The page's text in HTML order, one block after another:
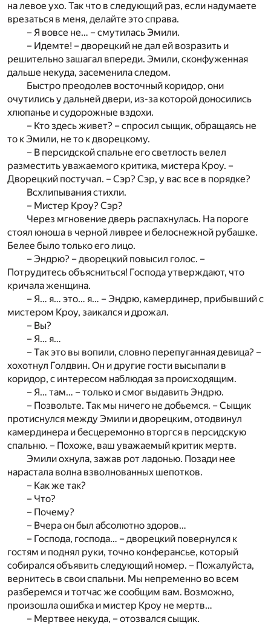
на левое ухо. Так что в следующий раз, если надумаете
врезаться в меня, делайте это справа.
– Я вовсе не… – смутилась Эмили.
– Идемте! – дворецкий не дал ей возразить и
решительно зашагал впереди. Эмили, сконфуженная
дальше некуда, засеменила следом.
Быстро преодолев восточный коридор, они
очутились у дальней двери, из-за которой доносились
хлюпанье и судорожные вздохи.
– Кто здесь живет? – спросил сыщик, обращаясь не
то к Эмили, не то к дворецкому.
– В персидской спальне его светлость велел
разместить уважаемого критика, мистера Кроу. –
Дворецкий постучал. – Сэр? Сэр, у вас все в порядке?
Всхлипывания стихли.
– Мистер Кроу? Сэр?
Через мгновение дверь распахнулась. На пороге
стоял юноша в черной ливрее и белоснежной рубашке.
Белее было только его лицо.
– Эндрю? – дворецкий повысил голос. –
Потрудитесь объясниться! Господа утверждают, что
кричала женщина.
– Я… я… это… я… – Эндрю, камердинер, прибывший с
мистером Кроу, заикался и дрожал.
– Вы?
– Я… я…
– Так это вы вопили, словно перепуганная девица? –
хохотнул Голдвин. Он и другие гости высыпали в
коридор, с интересом наблюдая за происходящим.
– Я… там… – только и смог выдавить Эндрю.
– Позвольте. Так мы ничего не добьемся. – Сыщик
протиснулся между Эмили и дворецким, отодвинул
камердинера и бесцеремонно вторгся в персидскую
спальню. – Похоже, ваш уважаемый критик мертв.
Эмили охнула, зажав рот ладонью. Позади нее
нарастала волна взволнованных шепотков.
– Как же так?
– Что?
– Почему?
– Вчера он был абсолютно здоров…
– Господа, господа… – дворецкий повернулся к
гостям и поднял руки, точно конферансье, который
собирался объявить следующий номер. – Пожалуйста,
вернитесь в свои спальни. Мы непременно во всем
разберемся и тотчас же сообщим вам. Возможно,
произошла ошибка и мистер Кроу не мертв…
– Мертвее некуда, – отозвался сыщик.